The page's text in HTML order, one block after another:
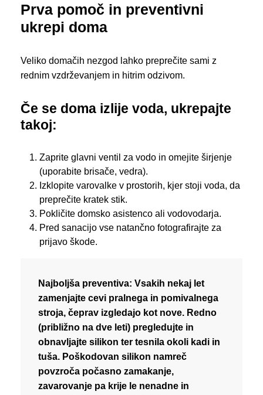
Prva pomoč in preventivni
ukrepi doma
Veliko domačih nezgod lahko preprečite sami z
rednim vzdrževanjem in hitrim odzivom.
Če se doma izlije voda, ukrepajte
takoj:
Zaprite glavni ventil za vodo in omejite širjenje
(uporabite brisače, vedra).
Izklopite varovalke v prostorih, kjer stoji voda, da
preprečite kratek stik.
Pokličite domsko asistenco ali vodovodarja.
Pred sanacijo vse natančno fotografirajte za
prijavo škode.
Najboljša preventiva: Vsakih nekaj let
zamenjajte cevi pralnega in pomivalnega
stroja, čeprav izgledajo kot nove. Redno
(približno na dve leti) pregledujte in
obnavljajte silikon ter tesnila okoli kadi in
tuša. Poškodovan silikon namreč
povzroča počasno zamakanje,
zavarovanje pa krije le nenadne in